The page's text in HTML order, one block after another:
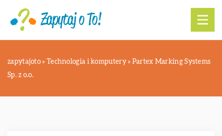
zapytajoto » Technologia i komputery» Partex Marking Systems
Sp. z o.o.